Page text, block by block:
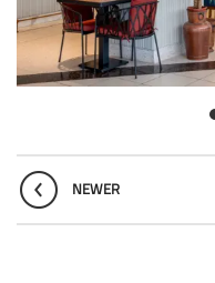
NEWER